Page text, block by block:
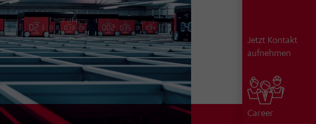
Jetzt Kontakt
aufnehmen
Career